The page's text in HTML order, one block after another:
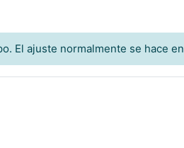
El ajuste normalmente se hace